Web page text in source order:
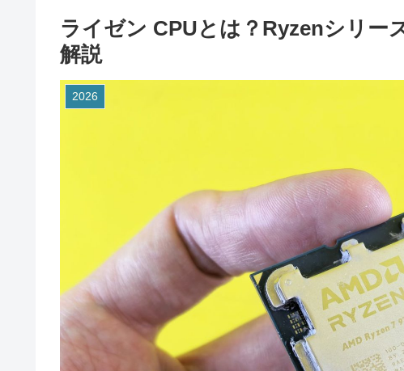
ライゼン CPUとは？Ryzenシリー
解説
2026